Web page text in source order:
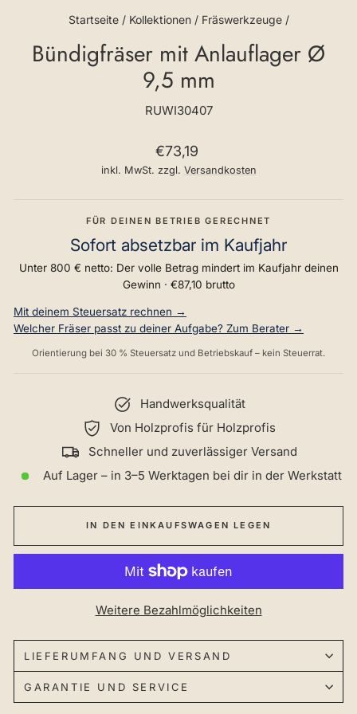
Startseite / Kollektionen / Fräswerkzeuge /
Bündigfräser mit Anlauflager Ø
9,5 mm
RUWI30407
Normaler
Preis
€73,19
inkl. MwSt. zzgl. Versandkosten
FÜR DEINEN BETRIEB GERECHNET
Sofort absetzbar im Kaufjahr
Unter 800 € netto: Der volle Betrag mindert im Kaufjahr deinen
Gewinn · €87,10 brutto
Mit deinem Steuersatz rechnen →
Welcher Fräser passt zu deiner Aufgabe? Zum Berater →
Orientierung bei 30 % Steuersatz und Betriebskauf – kein Steuerrat.
Handwerksqualität
Von Holzprofis für Holzprofis
Schneller und zuverlässiger Versand
Auf Lager – in 3–5 Werktagen bei dir in der Werkstatt
IN DEN EINKAUFSWAGEN LEGEN
Weitere Bezahlmöglichkeiten
LIEFERUMFANG UND VERSAND
GARANTIE UND SERVICE